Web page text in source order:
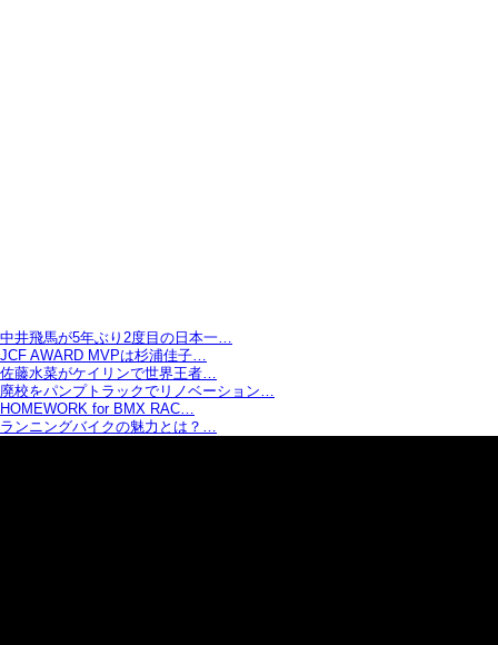
中井飛馬が5年ぶり2度目の日本一…
JCF AWARD MVPは杉浦佳子…
佐藤水菜がケイリンで世界王者…
廃校をパンプトラックでリノベーション…
HOMEWORK for BMX RAC…
ランニングバイクの魅力とは？…